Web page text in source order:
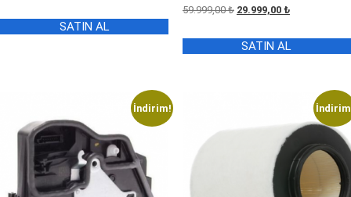
19.699,00 ₺.fiyat:
9.799,00 ₺.
SATIN AL
59.999,00₺ Orijinal
59.999,00 ₺.
29.999,00 ₺Şu
fiyat:
29.999,00 ₺.
SATIN AL
İndirim!